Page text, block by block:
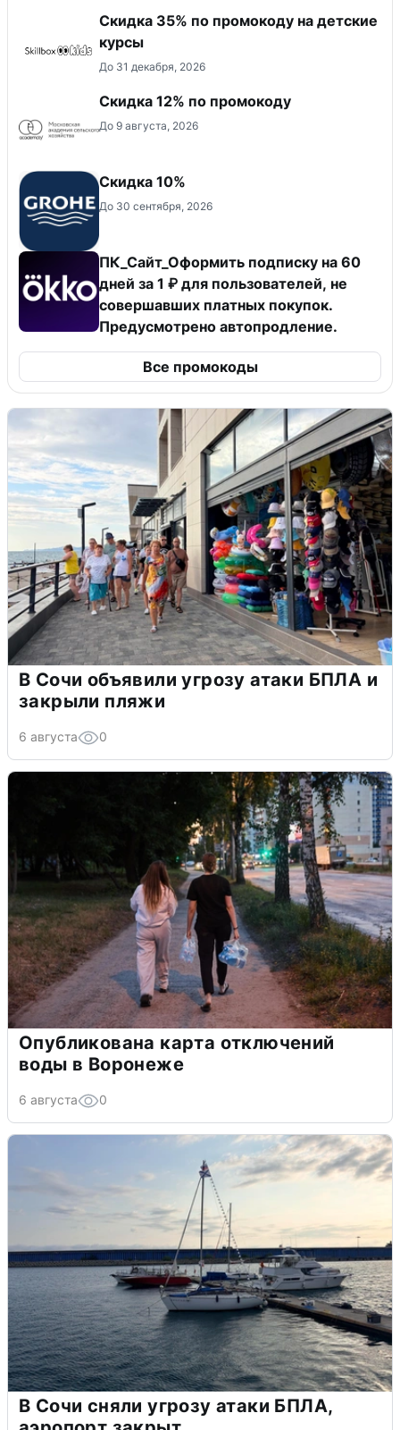
Скидка 35% по промокоду на детские
курсы
До 31 декабря, 2026
Скидка 12% по промокоду
До 9 августа, 2026
Скидка 10%
До 30 сентября, 2026
ПК_Сайт_Оформить подписку на 60
дней за 1 ₽ для пользователей, не
совершавших платных покупок.
Предусмотрено автопродление.
Все промокоды
В Сочи объявили угрозу атаки БПЛА и
закрыли пляжи
6 августа 0
Опубликована карта отключений
воды в Воронеже
6 августа 0
В Сочи сняли угрозу атаки БПЛА,